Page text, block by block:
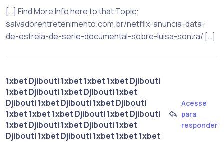
[…] Find More Info here to that Topic:
salvadorentretenimento.com.br/netflix-anuncia-data-
de-estreia-de-serie-documental-sobre-luisa-sonza/ […]
1xbet Djibouti 1xbet 1xbet 1xbet Djibouti
1xbet Djibouti 1xbet Djibouti 1xbet
Djibouti 1xbet Djibouti 1xbet Djibouti
1xbet 1xbet 1xbet Djibouti 1xbet Djibouti
1xbet Djibouti 1xbet Djibouti 1xbet
Djibouti 1xbet Djibouti 1xbet 1xbet 1xbet
Acesse
para
responder